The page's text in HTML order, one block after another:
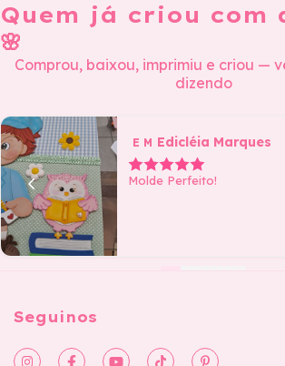
Quem já criou com
🌸
Comprou, baixou, imprimiu e criou —
dizendo
E M Edicléia Marques
Molde Perfeito!
Seguinos